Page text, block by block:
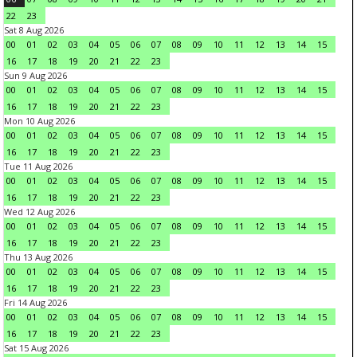
22
23
Sat 8 Aug 2026
00
01 02 03 04 05 06 07 08 09 10 11 12 13 14
15
16
17 18 19 20 21 22
23
Sun 9 Aug 2026
00
01 02 03 04 05 06 07 08 09 10 11 12 13 14
15
16
17 18 19 20 21 22
23
Mon 10 Aug 2026
00
01 02 03 04 05 06 07 08 09 10 11 12 13 14
15
16
17 18 19 20 21 22
23
Tue 11 Aug 2026
00
01 02 03 04 05 06 07 08 09 10 11 12 13 14
15
16
17 18 19 20 21 22
23
Wed 12 Aug 2026
00
01 02 03 04 05 06 07 08 09 10 11 12 13 14
15
16
17 18 19 20 21 22
23
Thu 13 Aug 2026
00
01 02 03 04 05 06 07 08 09 10 11 12 13 14
15
16
17 18 19 20 21 22
23
Fri 14 Aug 2026
00
01 02 03 04 05 06 07 08 09 10 11 12 13 14
15
16
17 18 19 20 21 22
23
Sat 15 Aug 2026